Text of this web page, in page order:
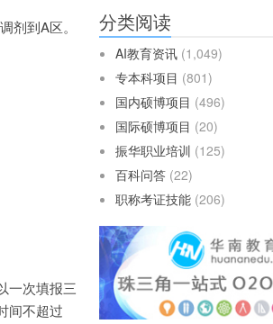
剂到A区。
一次填报三
间不超过
分类阅读
AI教育资讯 (1,049)
专本科项目 (801)
国内硕博项目 (496)
国际硕博项目 (20)
振华职业培训 (125)
百科问答 (22)
职称考证技能 (206)